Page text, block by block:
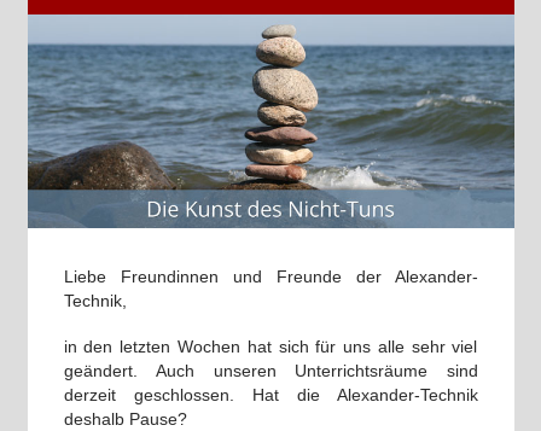
Liebe Freundinnen und Freunde der Alexander-
Technik,
in den letzten Wochen hat sich für uns alle sehr viel
geändert. Auch unseren Unterrichtsräume sind
derzeit geschlossen. Hat die Alexander-Technik
deshalb Pause?